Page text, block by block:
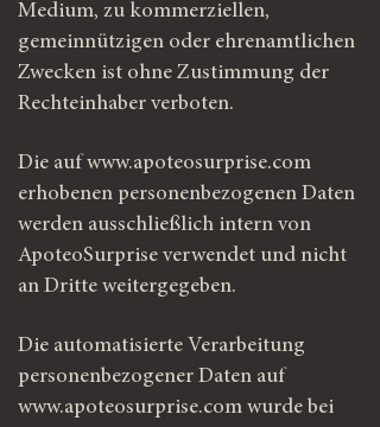
Medium, zu kommerziellen,
gemeinnützigen oder ehrenamtlichen
Zwecken ist ohne Zustimmung der
Rechteinhaber verboten.
Die auf www.apoteosurprise.com
erhobenen personenbezogenen Daten
werden ausschließlich intern von
ApoteoSurprise verwendet und nicht
an Dritte weitergegeben.
Die automatisierte Verarbeitung
personenbezogener Daten auf
www.apoteosurprise.com wurde bei